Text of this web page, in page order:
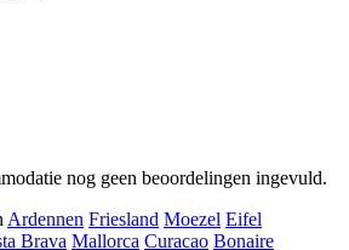
nog geen beoordelingen ingevuld.
Ardennen Friesland Moezel Eifel
Brava Mallorca Curacao Bonaire